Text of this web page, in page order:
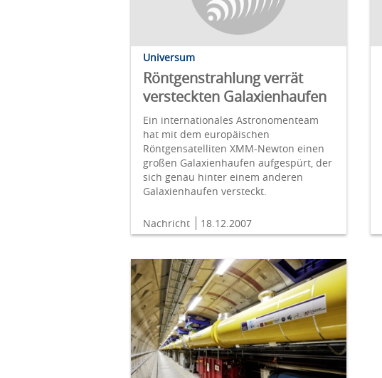
Universum
Röntgenstrahlung verrät
versteckten Galaxienhaufen
Ein internationales Astronomenteam
hat mit dem europäischen
Röntgensatelliten XMM-Newton einen
großen Galaxienhaufen aufgespürt, der
sich genau hinter einem anderen
Galaxienhaufen versteckt.
Nachricht 18.12.2007